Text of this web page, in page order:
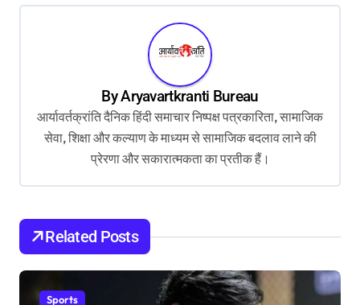
t
n
ByAryavartkranti Bureau
आर्यावर्तक्रांति दैनिक हिंदी समाचार निष्पक्ष पत्रकारिता, सामाजिक
सेवा, शिक्षा और कल्याण के माध्यम से सामाजिक बदलाव लाने की
प्रेरणा और सकारात्मकता का प्रतीक हैं।
Related Posts
Sports